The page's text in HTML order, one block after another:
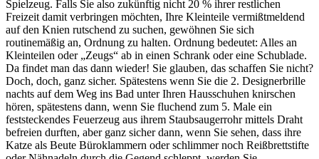
Spielzeug. Falls Sie also zukünftig nicht 20 % ihrer restlichen
Freizeit damit verbringen möchten, Ihre Kleinteile vermißtmeldend
auf den Knien rutschend zu suchen, gewöhnen Sie sich
routinemäßig an, Ordnung zu halten. Ordnung bedeutet: Alles an
Kleinteilen oder „Zeugs“ ab in einen Schrank oder eine Schublade.
Da findet man das dann wieder! Sie glauben, das schaffen Sie nicht?
Doch, doch, ganz sicher. Spätestens wenn Sie die 2. Designerbrille
nachts auf dem Weg ins Bad unter Ihren Hausschuhen knirschen
hören, spätestens dann, wenn Sie fluchend zum 5. Male ein
feststeckendes Feuerzeug aus ihrem Staubsaugerrohr mittels Draht
befreien durften, aber ganz sicher dann, wenn Sie sehen, dass ihre
Katze als Beute Büroklammern oder schlimmer noch Reißbrettstifte